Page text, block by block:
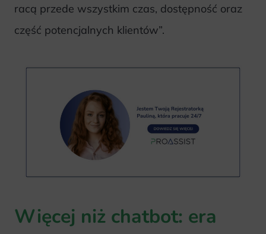
racą przede wszystkim czas, dostępność oraz
część potencjalnych klientów”.
Więcej niż chatbot: era